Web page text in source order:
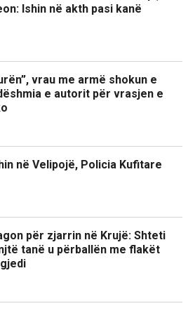
Ishin në akth pasi kanë
vrau me armë shokun e
e autorit për vrasjen e
në Velipojë, Policia Kufitare
për zjarrin në Krujë: Shteti
tanë u përballën me flakët